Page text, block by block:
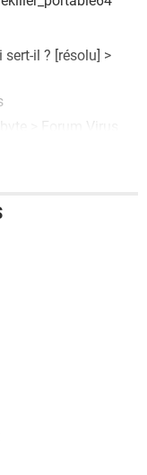
sert-il ? [résolu] >
Forum Virus
positif